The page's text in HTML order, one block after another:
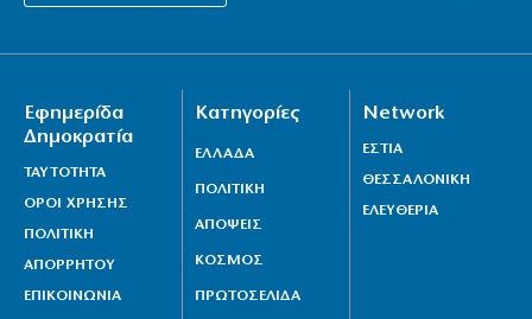
Εφημερίδα
Δημοκρατία
ΤΑΥΤΟΤΗΤΑ
ΟΡΟΙ ΧΡΗΣΗΣ
ΠΟΛΙΤΙΚΗ
ΑΠΟΡΡΗΤΟΥ
ΕΠΙΚΟΙΝΩΝΙΑ
Κατηγορίες
ΕΛΛΑΔΑ
ΠΟΛΙΤΙΚΗ
ΑΠΟΨΕΙΣ
ΚΟΣΜΟΣ
ΠΡΩΤΟΣΕΛΙΔΑ
Network
ΕΣΤΙΑ
ΘΕΣΣΑΛΟΝΙΚΗ
ΕΛΕΥΘΕΡΙΑ